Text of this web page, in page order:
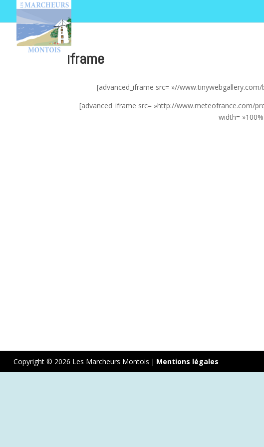
Iframe
[advanced_iframe src= »//
[advanced_iframe src= »http://www.meteofrance.com/
width=
Copyright © 2026 Les Marcheurs Montois | Mentions légales